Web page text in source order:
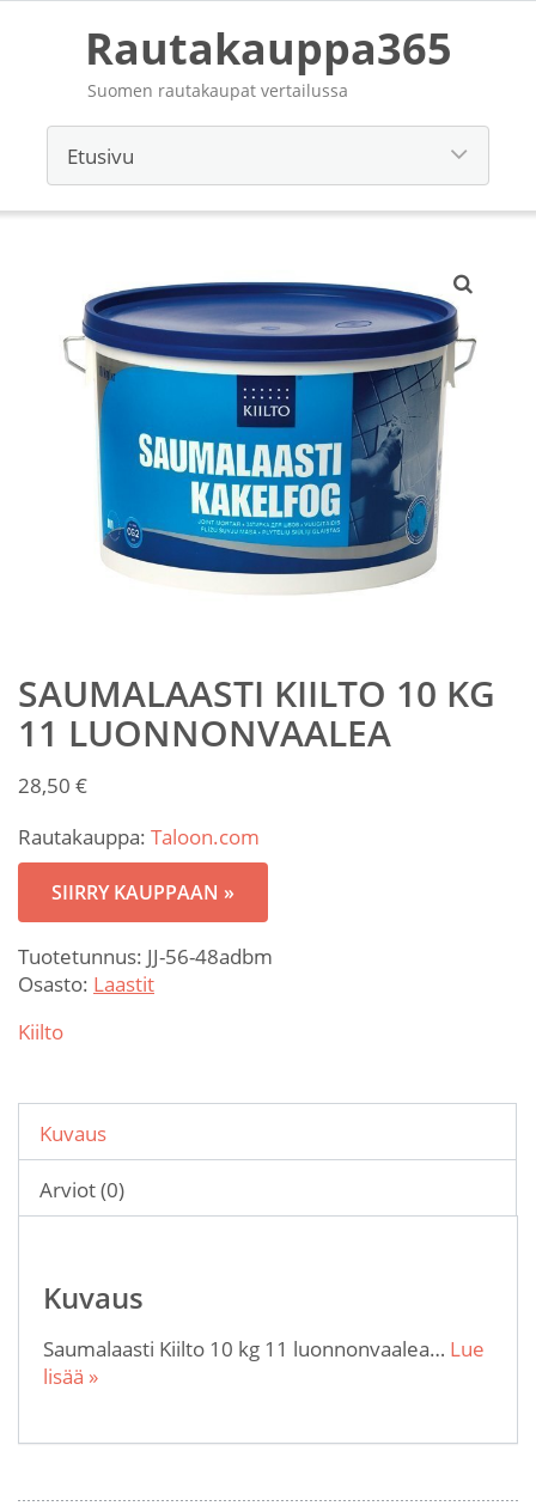
Rautakauppa365
Suomen rautakaupat vertailussa
SAUMALAASTI KIILTO 10 KG
11 LUONNONVAALEA
28,50 €
Rautakauppa: Taloon.com
SIIRRY KAUPPAAN »
Tuotetunnus: JJ-56-48adbm
Osasto: Laastit
Kiilto
Kuvaus
Arviot (0)
Kuvaus
Saumalaasti Kiilto 10 kg 11 luonnonvaalea… Lue
lisää »